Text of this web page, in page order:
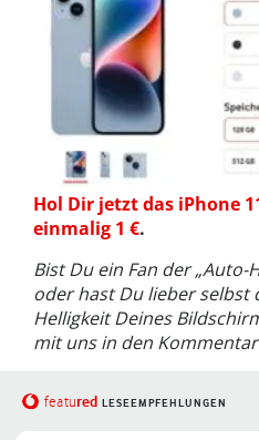
Hol Dir jetzt das iPhone
einmalig 1 €.
Bist Du ein Fan der „Auto-
oder hast Du lieber selbst
Helligkeit Deines
mit uns in den
featured LESEEMPFEHLUNGEN